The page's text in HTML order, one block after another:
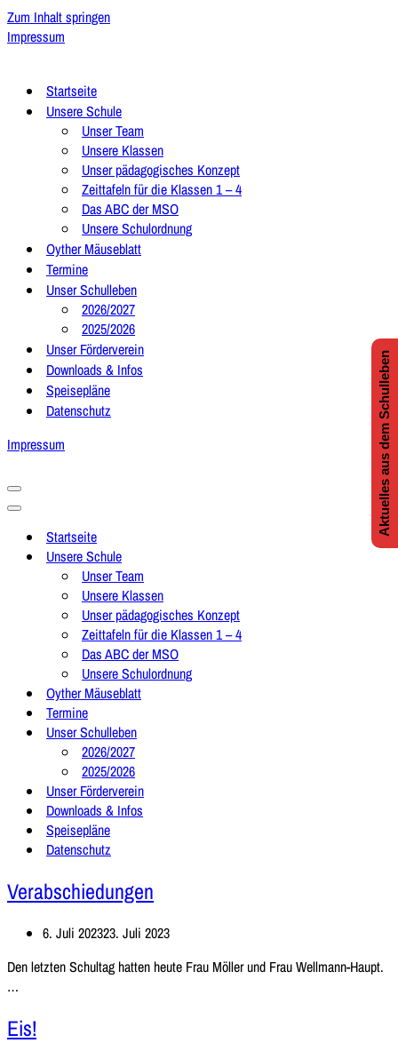
Zum Inhalt springen
Impressum
Startseite
Unsere Schule
Unser Team
Unsere Klassen
Unser pädagogisches Konzept
Zeittafeln für die Klassen 1 – 4
Das ABC der MSO
Unsere Schulordnung
Oyther Mäuseblatt
Termine
Unser Schulleben
2026/2027
2025/2026
Unser Förderverein
Downloads & Infos
Speisepläne
Datenschutz
Impressum
Navigationsmenü
Navigationsmenü
Startseite
Unsere Schule
Unser Team
Unsere Klassen
Unser pädagogisches Konzept
Zeittafeln für die Klassen 1 – 4
Das ABC der MSO
Unsere Schulordnung
Oyther Mäuseblatt
Termine
Unser Schulleben
2026/2027
2025/2026
Unser Förderverein
Downloads & Infos
Speisepläne
Datenschutz
Verabschiedungen
6. Juli 202323. Juli 2023
Den letzten Schultag hatten heute Frau Möller und Frau Wellmann-Haupt.
…
Eis!
Aktuelles aus dem Schulleben